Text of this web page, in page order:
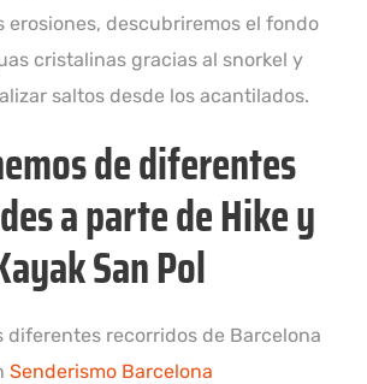
erosiones, descubriremos el fondo
cristalinas gracias al snorkel y
saltos desde los acantilados.
de diferentes
a parte de Hike y
San Pol
diferentes recorridos de Barcelona
Senderismo Barcelona